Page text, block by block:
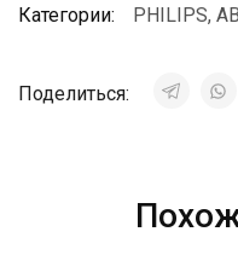
Категории:
PHILIPS,
Поделиться: